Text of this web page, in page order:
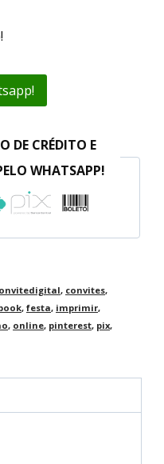
DE CRÉDITO E
WHATSAPP!
, convites,
, festa, imprimir,
, online, pinterest, pix,